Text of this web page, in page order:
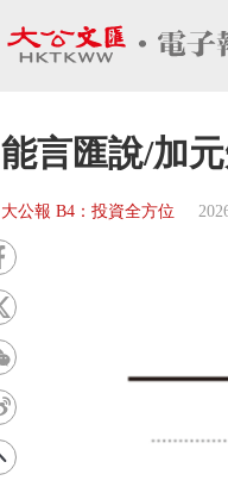
能言匯說/加
大公報 B4：投資全方位